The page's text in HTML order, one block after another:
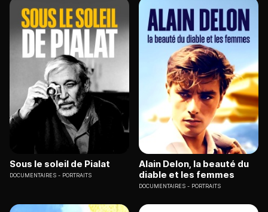
Sous le soleil de Pialat
DOCUMENTAIRES PORTRAITS
Alain Delon, la beauté du
diable et les femmes
DOCUMENTAIRES PORTRAITS